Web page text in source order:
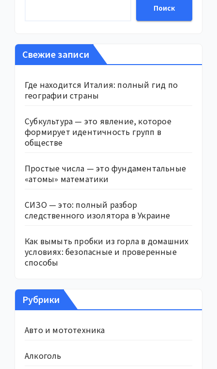
Поиск
Свежие записи
Где находится Италия: полный гид по
географии страны
Субкультура — это явление, которое
формирует идентичность групп в
обществе
Простые числа — это фундаментальные
«атомы» математики
СИЗО — это: полный разбор
следственного изолятора в Украине
Как вымыть пробки из горла в домашних
условиях: безопасные и проверенные
способы
Рубрики
Авто и мототехника
Алкоголь